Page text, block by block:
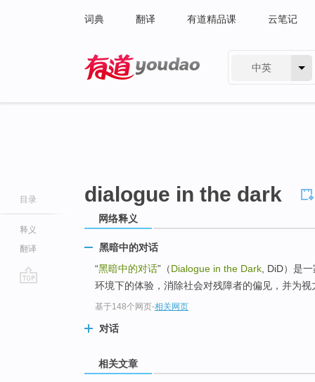
词典 翻译 有道精品课 云笔记
中英
目录
释义
翻译
dialogue in the dark
网络释义
黑暗中的对话
“黑暗中的对话”（Dialogue in the Dark , DiD）是
环境下的体验，消除社会对残障者的偏见，并为
基于148个网页-相关网页
对话
相关文章